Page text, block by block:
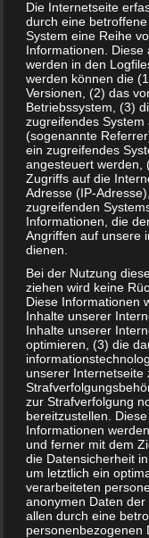
in der Apotheke
Bewertung:
Share Post
Hallo, ich
macht es
verfassen.
Suche nach
Falls ihr
gerne bei
Auch interessant:
Die Internetseite
durch eine
System eine Reihe
Informationen. Diese
werden in den
werden können die
Versionen, (2) das
Betriebssystem, (3)
zugreifendes
(sogenannte
ein zugreifendes
angesteuert werden,
Zugriffs auf die
Adresse (IP-
zugreifenden
Informationen, die
Angriffen auf unsere
dienen.
Bei der Nutzung
ziehen wird keine
Diese Informationen
Inhalte unserer
Inhalte unserer
optimieren, (3) die
unserer Internetseite
zur Strafverfolgung
bereitzustellen.
Informationen
und ferner mit dem
die Datensicherheit
um letztlich ein
verarbeiteten
anonymen Daten
allen durch eine
personenbezogenen